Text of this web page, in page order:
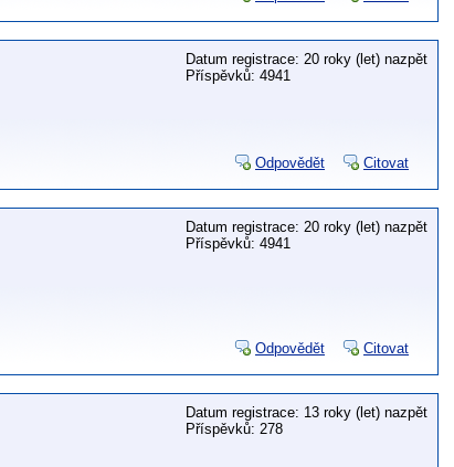
Datum registrace: 20 roky (let) nazpět
Příspěvků: 4941
Odpovědět Citovat
Datum registrace: 20 roky (let) nazpět
Příspěvků: 4941
Odpovědět Citovat
Datum registrace: 13 roky (let) nazpět
Příspěvků: 278